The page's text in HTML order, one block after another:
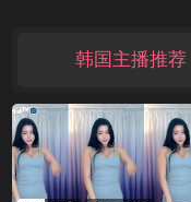
韩国主播推荐